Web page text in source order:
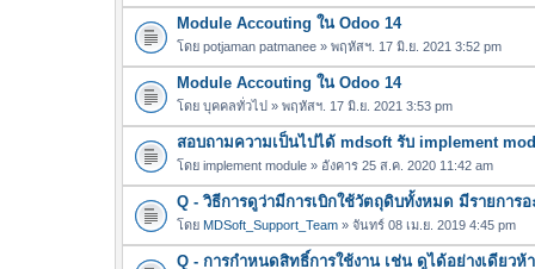
ฟ
ล์
แ
น
บ
Module Accouting ใน Odoo 14
โดย potjaman patmanee » พฤหัสฯ. 17 มิ.ย. 2021 3:52 pm
Module Accouting ใน Odoo 14
โดย บุคคลทั่วไป » พฤหัสฯ. 17 มิ.ย. 2021 3:53 pm
สอบถามความเป็นไปได้ mdsoft รับ implement
โดย implement module » อังคาร 25 ส.ค. 2020 11:42 am
Q - วิธีการดูว่ามีการเบิกใช้วัตถุดิบทั้งหมด มีรายการ
โดย MDSoft_Support_Team » จันทร์ 08 เม.ย. 2019 4:45 pm
Q - การกำหนดสิทธิ์การใช้งาน เช่น ดูได้อย่างเดียว